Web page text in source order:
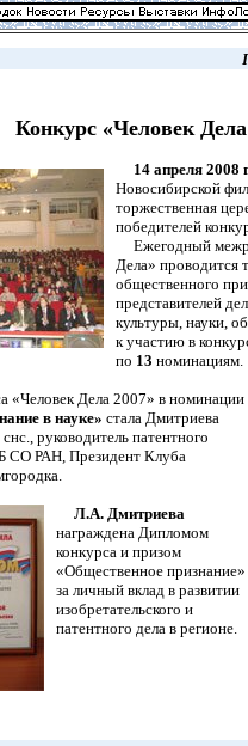
Конкурс «Человек Дела
14 апреля 2008
Новосибирской
торжественная
победителей
Ежегодный
Дела» проводится
общественного
представителей
культуры, науки,
к участию в
по 13 номинациям.
«Человек Дела 2007» в номинации
в науке» стала Дмитриева
руководитель патентного
СО РАН, Президент Клуба
Л.А. Дмитриева
награждена Дипломом
конкурса и призом
«Общественное признание»
за личный вклад в развитии
изобретательского и
патентного дела в регионе.